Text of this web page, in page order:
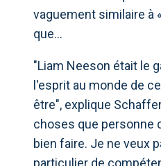
vaguement similaire à
que…
"Liam Neeson était le
l'esprit au monde de
être", explique
choses que personne
bien faire. Je ne veux
particulier de